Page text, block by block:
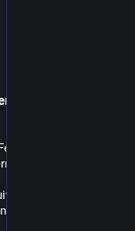
20. Fediverse
habe ich diese, sehr
nun in
auch mit BizzFed
verfolgen.